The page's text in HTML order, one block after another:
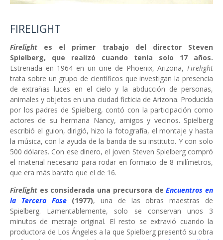
FIRELIGHT
Firelight es el primer trabajo del director Steven
Spielberg, que realizó cuando tenía solo 17 años.
Estrenada en 1964 en un cine de Phoenix, Arizona, Firelight
trata sobre un grupo de científicos que investigan la presencia
de extrañas luces en el cielo y la abducción de personas,
animales y objetos en una ciudad ficticia de Arizona. Producida
por los padres de Spielberg, contó con la participación como
actores de su hermana Nancy, amigos y vecinos. Spielberg
escribió el guion, dirigió, hizo la fotografía, el montaje y hasta
la música, con la ayuda de la banda de su instituto. Y con solo
500 dólares. Con ese dinero, el joven Steven Spielberg compró
el material necesario para rodar en formato de 8 milímetros,
que era más barato que el de 16.
Firelight es considerada una precursora de Encuentros en
la Tercera Fase(1977), una de las obras maestras de
Spielberg. Lamentablemente, solo se conservan unos 3
minutos de metraje original. El resto se extravió cuando la
productora de Los Ángeles a la que Spielberg presentó su obra